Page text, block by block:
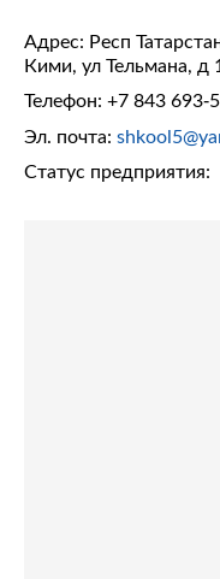
Адрес: Респ
Кими, ул Тельмана, д
Телефон: +7 843 693-
Эл. почта:
Статус предприятия: